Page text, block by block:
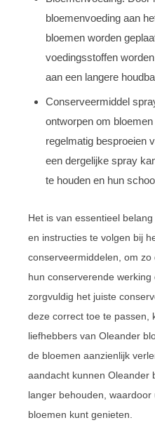
bloemenvoeding aan
bloemen worden
voedingsstoffen
aan een langere
Conserveermiddel
ontworpen om
regelmatig besproeien
een dergelijke spray
te houden en hun
Het is van essentieel
en instructies te volgen bij
conserveermiddelen, om
hun conserverende
zorgvuldig het juiste
deze correct toe te passen,
liefhebbers van Oleander
de bloemen aanzienlijk
aandacht kunnen Oleander
langer behouden,
bloemen kunt genieten.